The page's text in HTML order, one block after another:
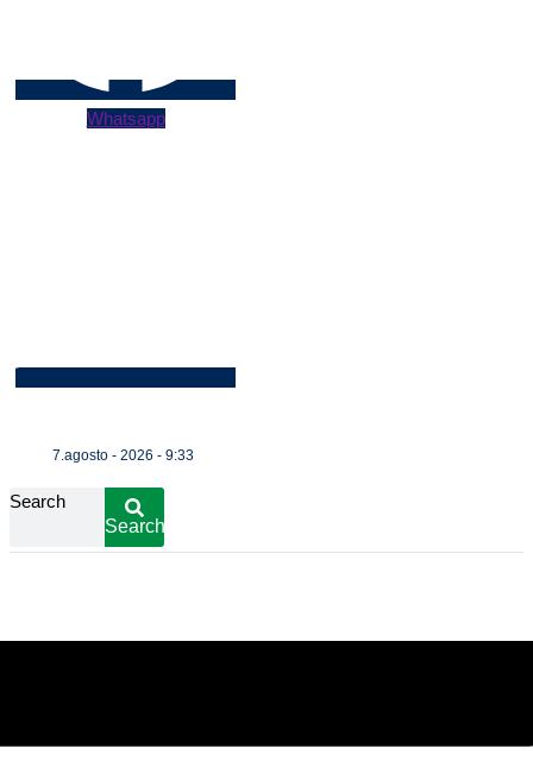
Whatsapp
7.agosto - 2026 - 9:33
Search
Search